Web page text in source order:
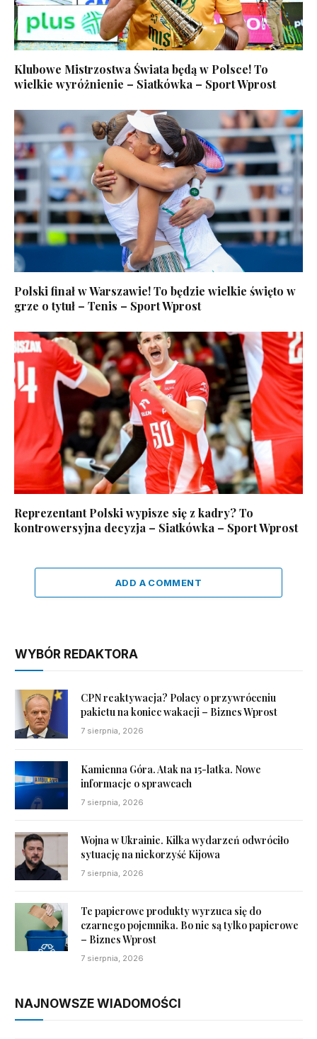
Klubowe Mistrzostwa Świata będą w Polsce! To
wielkie wyróżnienie – Siatkówka – Sport Wprost
Polski finał w Warszawie! To będzie wielkie święto w
grze o tytuł – Tenis – Sport Wprost
Reprezentant Polski wypisze się z kadry? To
kontrowersyjna decyzja – Siatkówka – Sport Wprost
ADD A COMMENT
WYBÓR REDAKTORA
CPN reaktywacja? Polacy o przywróceniu
pakietu na koniec wakacji – Biznes Wprost
7 sierpnia, 2026
Kamienna Góra. Atak na 15-latka. Nowe
informacje o sprawcach
7 sierpnia, 2026
Wojna w Ukrainie. Kilka wydarzeń odwróciło
sytuację na niekorzyść Kijowa
7 sierpnia, 2026
Te papierowe produkty wyrzuca się do
czarnego pojemnika. Bo nie są tylko papierowe
– Biznes Wprost
7 sierpnia, 2026
NAJNOWSZE WIADOMOŚCI